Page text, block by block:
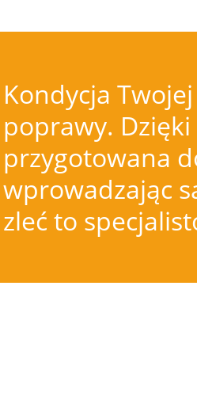
Kondycja
poprawy.
przygotowana
wprowadzając
zleć to